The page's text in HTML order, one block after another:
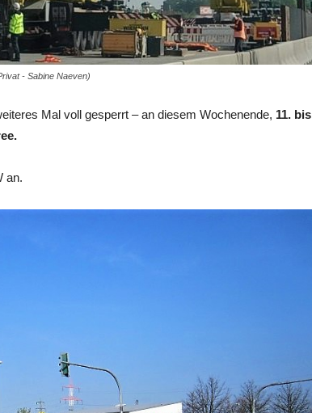
- Sabine Naeven)
Mal voll gesperrt – an diesem Wochenende, 11. bis
an.